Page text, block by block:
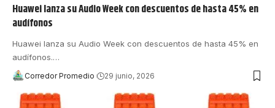
Huawei lanza su Audio Week con descuentos de hasta 45% en
audífonos
Huawei lanza su Audio Week con descuentos de hasta 45% en
audífonos.…
Corredor Promedio 29 junio, 2026